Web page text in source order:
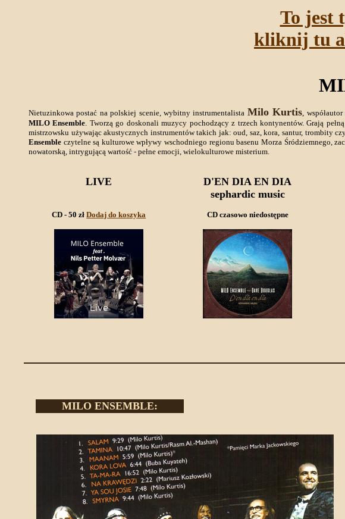
To jest
kliknij tu
Nietuzinkowa postać na polskiej scenie, wybitny instrumentalista Milo Kurtis,
MILO Ensemble. Tworzą go doskonali muzycy pochodzący z trzech kontynentów. Grają
mistrzowsku używając akustycznych instrumentów takich jak: oud, saz, kora, santur, trombity
Ensemble czytelne są kulturowe wpływy wschodniego regionu basenu Morza Śródziemnego,
nowatorską, intrygującą wartość - pełne emocji, wielokulturowe misterium.
LIVE
CD - 50 złDodaj do koszyka
D'EN DIA EN DIA
sephardic music
CD czasowo niedostępne
MILO ENSEMBLE: